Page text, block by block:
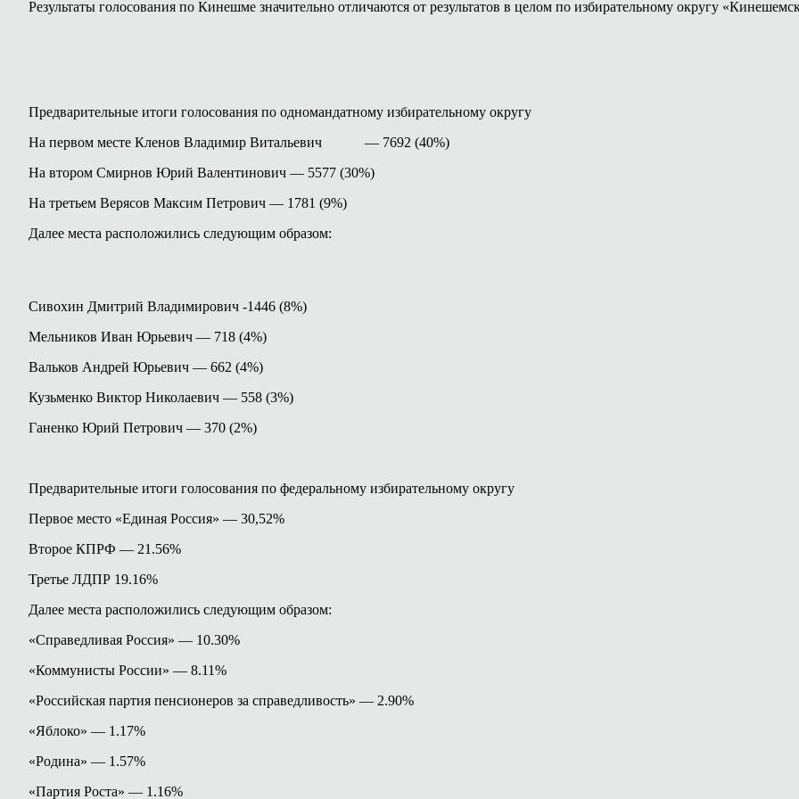
Результаты голосования по Кинешме значительно отличаются от результатов в целом по избирательному округу
Предварительные итоги голосования по одномандатному избирательному округу
На первом месте Кленов Владимир Витальевич — 7692 (40%)
На втором Смирнов Юрий Валентинович — 5577 (30%)
На третьем Верясов Максим Петрович — 1781 (9%)
Далее места расположились следующим образом:
Сивохин Дмитрий Владимирович -1446 (8%)
Мельников Иван Юрьевич — 718 (4%)
Вальков Андрей Юрьевич — 662 (4%)
Кузьменко Виктор Николаевич — 558 (3%)
Ганенко Юрий Петрович — 370 (2%)
Предварительные итоги голосования по федеральному избирательному округу
Первое место «Единая Россия» — 30,52%
Второе КПРФ — 21.56%
Третье ЛДПР 19.16%
Далее места расположились следующим образом:
«Справедливая Россия» — 10.30%
«Коммунисты России» — 8.11%
«Российская партия пенсионеров за справедливость» — 2.90%
«Яблоко» — 1.17%
«Родина» — 1.57%
«Партия Роста» — 1.16%